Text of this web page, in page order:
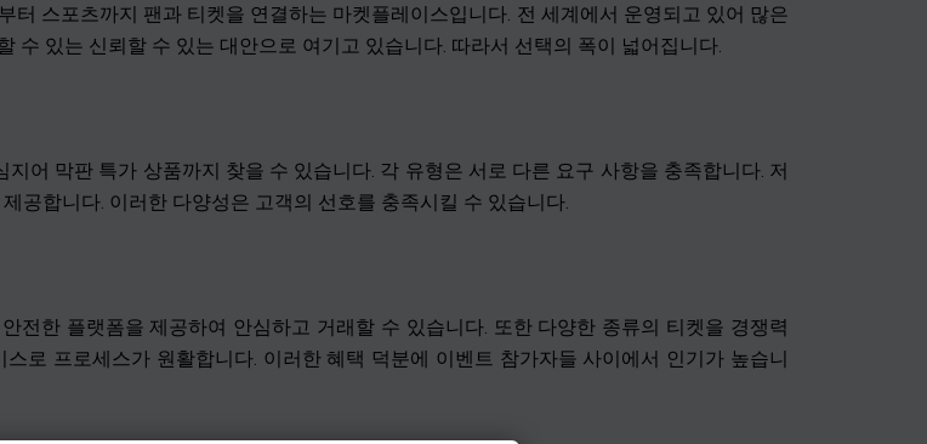
스포츠까지 팬과 티켓을 연결하는 마켓플레이스입니다. 전 세계에서 운영되고 있어 많은
수 있는 신뢰할 수 있는 대안으로 여기고 있습니다. 따라서 선택의 폭이 넓어집니다.
어 막판 특가 상품까지 찾을 수 있습니다. 각 유형은 서로 다른 요구 사항을 충족합니다. 저
공합니다. 이러한 다양성은 고객의 선호를 충족시킬 수 있습니다.
전한 플랫폼을 제공하여 안심하고 거래할 수 있습니다. 또한 다양한 종류의 티켓을 경쟁력
로 프로세스가 원활합니다. 이러한 혜택 덕분에 이벤트 참가자들 사이에서 인기가 높습니